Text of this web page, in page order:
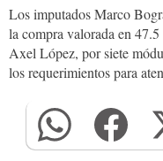
Los imputados Marco
la compra valorada en
Axel López, por siete
los requerimientos para